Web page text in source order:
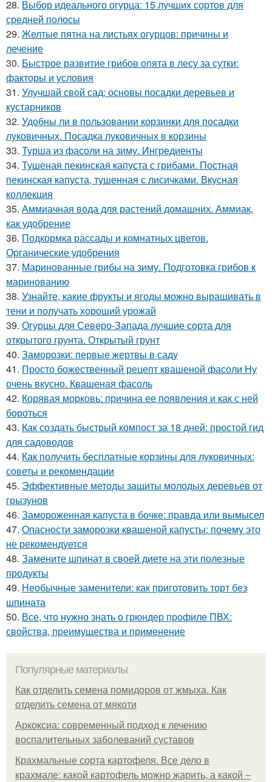
28. Выбор идеального огурца: 15 лучших сортов для
средней полосы
29. Желтые пятна на листьях огурцов: причины и
лечение
30. Быстрое развитие грибов опята в лесу за сутки:
факторы и условия
31. Улучшай свой сад: основы посадки деревьев и
кустарников
32. Удобны ли в пользовании корзинки для посадки
луковичных. Посадка луковичных в корзины
33. Турша из фасоли на зиму. Ингредиенты
34. Тушеная пекинская капуста с грибами. Постная
пекинская капуста, тушенная с лисичками. Вкусная
коллекция
35. Аммиачная вода для растений домашних. Аммиак,
как удобрение
36. Подкормка рассады и комнатных цветов.
Органические удобрения
37. Маринованные грибы на зиму. Подготовка грибов к
маринованию
38. Узнайте, какие фрукты и ягоды можно выращивать в
тени и получать хороший урожай
39. Огурцы для Северо-Запада лучшие сорта для
открытого грунта. Открытый грунт
40. Заморозки: первые жертвы в саду
41. Просто божественный рецепт квашеной фасоли Ну
очень вкусно. Квашеная фасоль
42. Корявая морковь: причина ее появления и как с ней
бороться
43. Как создать быстрый компост за 18 дней: простой гид
для садоводов
44. Как получить бесплатные корзины для луковичных:
советы и рекомендации
45. Эффективные методы защиты молодых деревьев от
грызунов
46. Замороженная капуста в бочке: правда или вымысел
47. Опасности заморозки квашеной капусты: почему это
не рекомендуется
48. Замените шпинат в своей диете на эти полезные
продукты
49. Необычные заменители: как приготовить торт без
шпината
50. Все, что нужно знать о грюндер профиле ПВХ:
свойства, преимущества и применение
Популярные материалы
Как отделить семена помидоров от жмыха. Как
отделить семена от мякоти
Аркоксиа: современный подход к лечению
воспалительных заболеваний суставов
Крахмальные сорта картофеля. Все дело в
крахмале: какой картофель можно жарить, а какой –